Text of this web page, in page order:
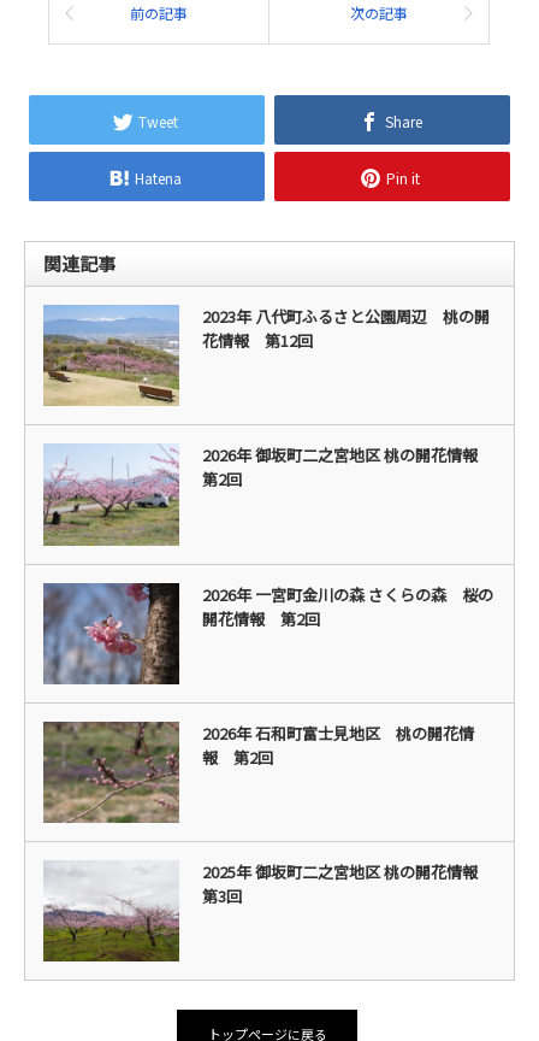
前の記事 次の記事
Tweet Share
Hatena Pin it
関連記事
2023年 八代町ふるさと公園周辺 桃の開
花情報 第12回
2026年 御坂町二之宮地区 桃の開花情報
第2回
2026年 一宮町金川の森 さくらの森 桜の
開花情報 第2回
2026年 石和町富士見地区 桃の開花情
報 第2回
2025年 御坂町二之宮地区 桃の開花情報
第3回
トップページに戻る